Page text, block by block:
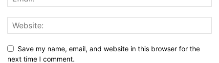
Save my name, email, and website in this browser for the
next time I comment.